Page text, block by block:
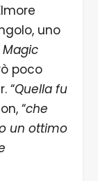
uno
Magic
poco
“Quella fu
“che
un ottimo